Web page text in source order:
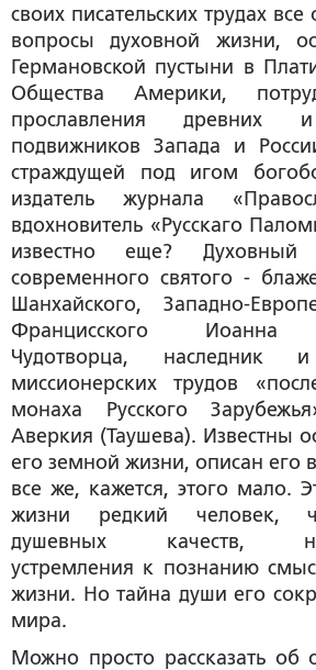
своих писательских трудах
вопросы духовной жизни,
Германовской пустыни в
Общества Америки,
прославления древних
подвижников Запада и
страждущей под игом
издатель журнала
вдохновитель «Русскаго
известно еще?
современного святого -
Шанхайского, Западно-
Францисского Иоанна
Чудотворца, наследник и
миссионерских трудов
монаха Русского
Аверкия (Таушева). Известны
его земной жизни, описан его
все же, кажется, этого мало.
жизни редкий человек,
душевных качеств,
устремления к познанию
жизни. Но тайна души его
мира.
Можно просто рассказать